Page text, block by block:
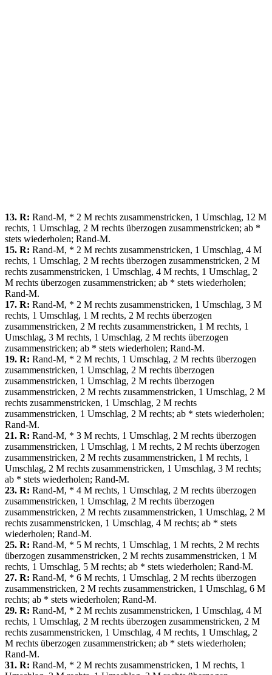
13. R: Rand-M, * 2 M rechts zusammenstricken, 1 Umschlag, 12 M
rechts, 1 Umschlag, 2 M rechts überzogen zusammenstricken; ab *
stets wiederholen; Rand-M.
15. R: Rand-M, * 2 M rechts zusammenstricken, 1 Umschlag, 4 M
rechts, 1 Umschlag, 2 M rechts überzogen zusammenstricken, 2 M
rechts zusammenstricken, 1 Umschlag, 4 M rechts, 1 Umschlag, 2
M rechts überzogen zusammenstricken; ab * stets wiederholen;
Rand-M.
17. R: Rand-M, * 2 M rechts zusammenstricken, 1 Umschlag, 3 M
rechts, 1 Umschlag, 1 M rechts, 2 M rechts überzogen
zusammenstricken, 2 M rechts zusammenstricken, 1 M rechts, 1
Umschlag, 3 M rechts, 1 Umschlag, 2 M rechts überzogen
zusammenstricken; ab * stets wiederholen; Rand-M.
19. R: Rand-M, * 2 M rechts, 1 Umschlag, 2 M rechts überzogen
zusammenstricken, 1 Umschlag, 2 M rechts überzogen
zusammenstricken, 1 Umschlag, 2 M rechts überzogen
zusammenstricken, 2 M rechts zusammenstricken, 1 Umschlag, 2 M
rechts zusammenstricken, 1 Umschlag, 2 M rechts
zusammenstricken, 1 Umschlag, 2 M rechts; ab * stets wiederholen;
Rand-M.
21. R: Rand-M, * 3 M rechts, 1 Umschlag, 2 M rechts überzogen
zusammenstricken, 1 Umschlag, 1 M rechts, 2 M rechts überzogen
zusammenstricken, 2 M rechts zusammenstricken, 1 M rechts, 1
Umschlag, 2 M rechts zusammenstricken, 1 Umschlag, 3 M rechts;
ab * stets wiederholen; Rand-M.
23. R: Rand-M, * 4 M rechts, 1 Umschlag, 2 M rechts überzogen
zusammenstricken, 1 Umschlag, 2 M rechts überzogen
zusammenstricken, 2 M rechts zusammenstricken, 1 Umschlag, 2 M
rechts zusammenstricken, 1 Umschlag, 4 M rechts; ab * stets
wiederholen; Rand-M.
25. R: Rand-M, * 5 M rechts, 1 Umschlag, 1 M rechts, 2 M rechts
überzogen zusammenstricken, 2 M rechts zusammenstricken, 1 M
rechts, 1 Umschlag, 5 M rechts; ab * stets wiederholen; Rand-M.
27. R: Rand-M, * 6 M rechts, 1 Umschlag, 2 M rechts überzogen
zusammenstricken, 2 M rechts zusammenstricken, 1 Umschlag, 6 M
rechts; ab * stets wiederholen; Rand-M.
29. R: Rand-M, * 2 M rechts zusammenstricken, 1 Umschlag, 4 M
rechts, 1 Umschlag, 2 M rechts überzogen zusammenstricken, 2 M
rechts zusammenstricken, 1 Umschlag, 4 M rechts, 1 Umschlag, 2
M rechts überzogen zusammenstricken; ab * stets wiederholen;
Rand-M.
31. R: Rand-M, * 2 M rechts zusammenstricken, 1 M rechts, 1